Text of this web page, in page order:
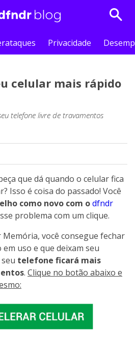
Privacidade
celular mais rápido
telefone livre de travamentos
que dá quando o celular fica
Isso é coisa do passado! Você
como novo com odfndr
problema com um clique.
Memória, você consegue fechar
uso e que deixam seu
telefone ficará mais
. Clique no botão abaixo e